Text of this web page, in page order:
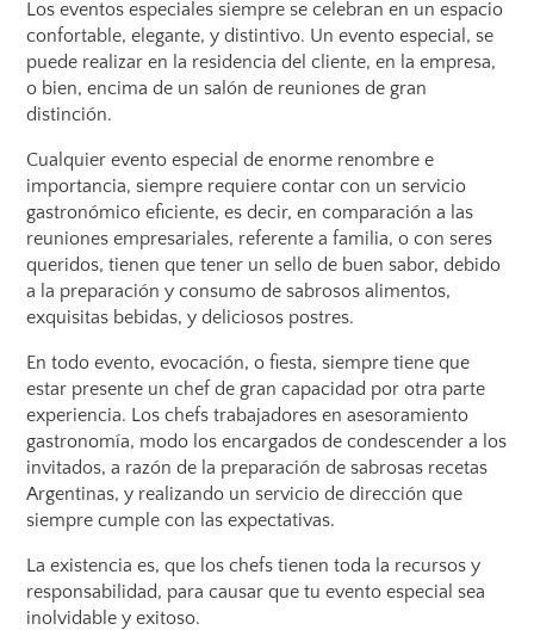
Los eventos especiales siempre se celebran en un espacio
confortable, elegante, y distintivo. Un evento especial, se
puede realizar en la residencia del cliente, en la empresa,
o bien, encima de un salón de reuniones de gran
distinción.
Cualquier evento especial de enorme renombre e
importancia, siempre requiere contar con un servicio
gastronómico eficiente, es decir, en comparación a las
reuniones empresariales, referente a familia, o con seres
queridos, tienen que tener un sello de buen sabor, debido
a la preparación y consumo de sabrosos alimentos,
exquisitas bebidas, y deliciosos postres.
En todo evento, evocación, o fiesta, siempre tiene que
estar presente un chef de gran capacidad por otra parte
experiencia. Los chefs trabajadores en asesoramiento
gastronomía, modo los encargados de condescender a los
invitados, a razón de la preparación de sabrosas recetas
Argentinas, y realizando un servicio de dirección que
siempre cumple con las expectativas.
La existencia es, que los chefs tienen toda la recursos y
responsabilidad, para causar que tu evento especial sea
inolvidable y exitoso.